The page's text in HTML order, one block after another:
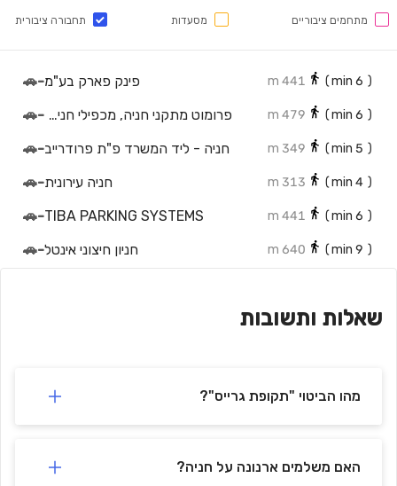
מתחמים ציבוריים מסעדות תחבורה ציבורית
(
6
441 m פינק פארק בע"מ-
🚗
(
6
479 m פרומוט מתקני חניה, מכפילי חניה וחניונים אוטומטיים -
🚗
(
5
349 m חניה - ליד המשרד פ"ת פרודרייב-
🚗
(
4
313 m חניה עירונית-
🚗
(
6
441 m
TIBA PARKING SYSTEMS
-
🚗
(
9
640 m חניון חיצוני אינטל-
🚗
(
11
min)
716 m
שאלות ותשובות
מהו הביטוי "תקופת גרייס"?
האם משלמים ארנונה על חניה?